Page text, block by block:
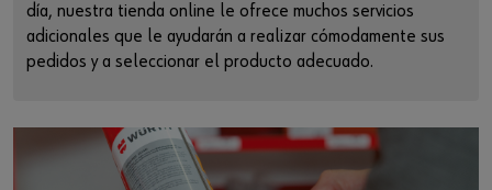
día, nuestra tienda online le ofrece muchos servicios
adicionales que le ayudarán a realizar cómodamente sus
pedidos y a seleccionar el producto adecuado.